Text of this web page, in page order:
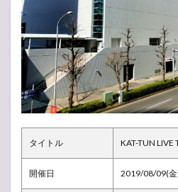
1.2
バッ
クJr.
（ジ
ャニ
ーズ
ジュ
1.3
アリ
ーナ
タイトル KAT-TUN LIVE
開催日 2019/08/09(金